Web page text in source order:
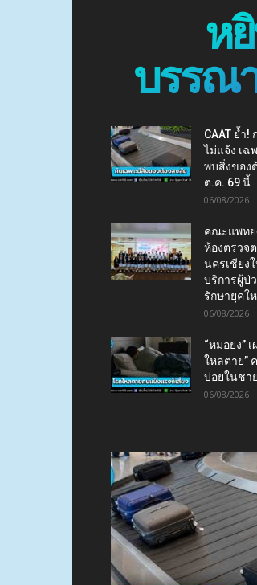
ห
บรรณ
CAAT ย้ำ!
ไม่แจ้ง เฉ
พบสิ่งของ
ต.ค. 69 นี้
06/08/2026
คณะแพทย
ห้องตรวจ
นครเชียง
บริการผู้ป่
รักษายุคใ
06/08/2026
“หมอยง”
ใหลตาย”
บ่อยในชา
06/08/2026